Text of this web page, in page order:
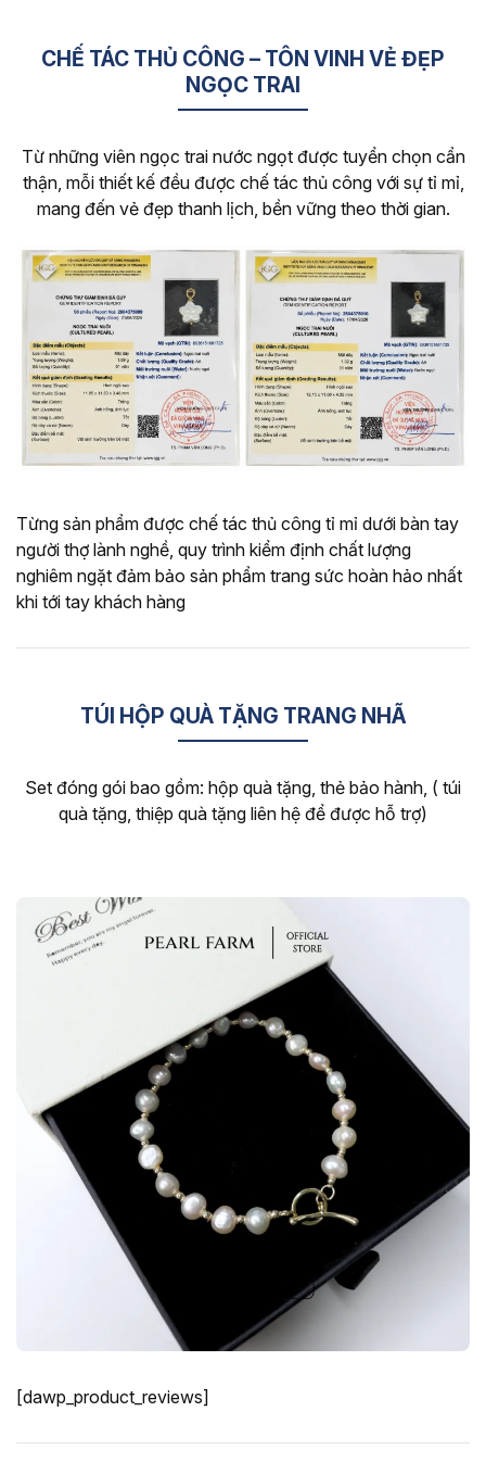
CHẾ TÁC THỦ CÔNG – TÔN VINH VẺ ĐẸP
NGỌC TRAI
Từ những viên ngọc trai nước ngọt được tuyển chọn cẩn
thận, mỗi thiết kế đều được chế tác thủ công với sự tỉ mỉ,
mang đến vẻ đẹp thanh lịch, bền vững theo thời gian.
Từng sản phẩm được chế tác thủ công tỉ mỉ dưới bàn tay
người thợ lành nghề, quy trình kiểm định chất lượng
nghiêm ngặt đảm bảo sản phẩm trang sức hoàn hảo nhất
khi tới tay khách hàng
TÚI HỘP QUÀ TẶNG TRANG NHÃ
Set đóng gói bao gồm: hộp quà tặng, thẻ bảo hành, ( túi
quà tặng, thiệp quà tặng liên hệ để được hỗ trợ)
[dawp_product_reviews]